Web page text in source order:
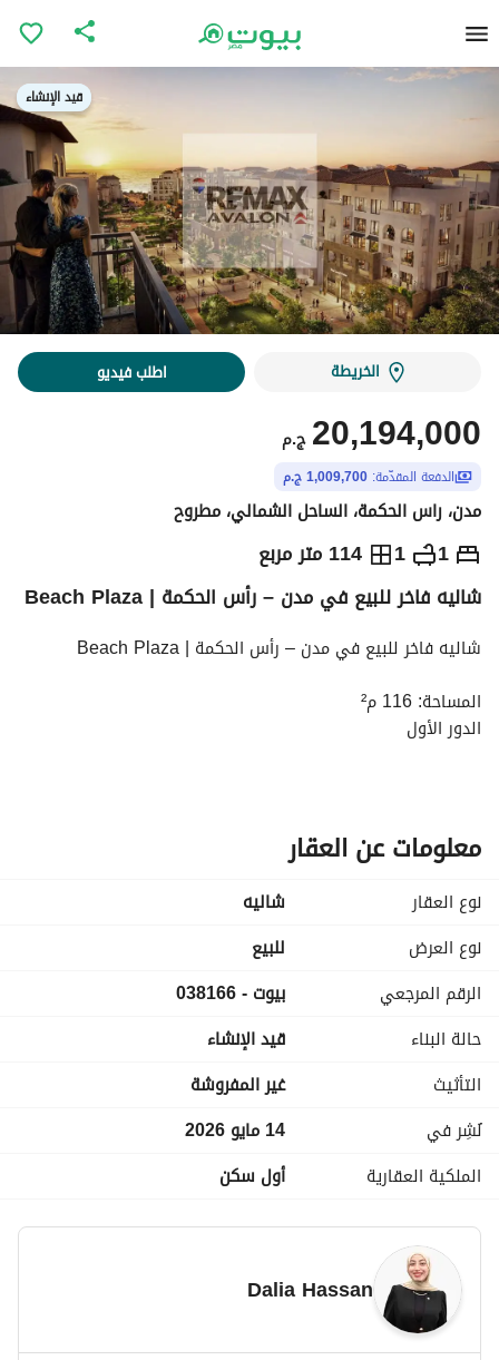
قيد الإنشاء
قيد الإنشاء
الخريطة اطلب فيديو
ج.م 20,194,000
الدفعة المقدّمة: 1,009,700 ج.م
مدن، راس الحكمة، الساحل الشمالي، مطروح
1
1 114 متر مربع ج.م 20,194,000
الاماكن القريبة
شاليه فاخر للبيع في مدن – رأس الحكمة | Beach Plaza
شاليه فاخر للبيع في مدن – رأس الحكمة | Beach Plaza
المساحة: 116 م²
الدور الأول
خطة السداد:
• مقدم 5%
• أقساط حتى 8 سنوات
مميزات المشروع:
• موقع مميز في رأس الحكمة
• إطلالات بحرية ومساحات مفتوحة
• Club House فاخر
• مساحات خضراء ولاندسكيب
• منطقة تجارية وترفيهية
• أمن وحراسة 24 ساعة
معلومات عن العقار
نوع العقار
شاليه
نوع العرض
للبيع
الرقم المرجعي
بيوت - 038166
حالة البناء
قيد الإنشاء
التأثيث
غير المفروشة
نُشِر في
14 مايو 2026
الملكية العقارية
أول سكن
Dalia Hassan